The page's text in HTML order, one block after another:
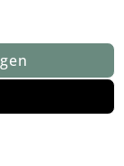
und in drei